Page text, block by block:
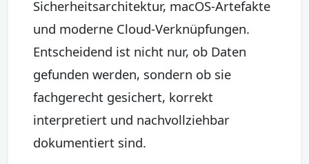
Sicherheitsarchitektur, macOS-Artefakte
und moderne Cloud-Verknüpfungen.
Entscheidend ist nicht nur, ob Daten
gefunden werden, sondern ob sie
fachgerecht gesichert, korrekt
interpretiert und nachvollziehbar
dokumentiert sind.